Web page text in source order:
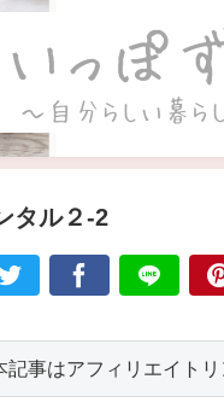
タル２-2
アフィリエイトリ